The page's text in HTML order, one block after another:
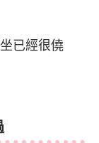
已經很僥